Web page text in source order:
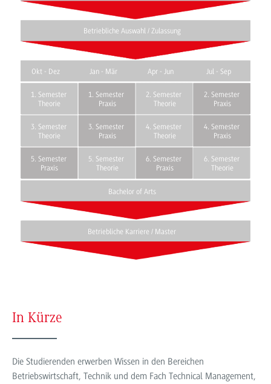
Betriebliche Auswahl / Zulassung
Bachelor of Arts
Betriebliche Karriere / Master
Okt - Dez
1. Semester
Theorie
3. Semester
Theorie
5. Semester
Praxis
1. Semester
Praxis
3. Semester
Praxis
5. Semester
Theorie
2. Semester
Theorie
4. Semester
Theorie
6. Semester
Praxis
2. Semester
Praxis
4. Semester
Praxis
6. Semester
Theorie
Apr - Jun
Jan - Mär Jul - Sep
In Kürze
Die Studierenden erwerben Wissen in den Bereichen
Betriebswirtschaft, Technik und dem Fach Technical Management,